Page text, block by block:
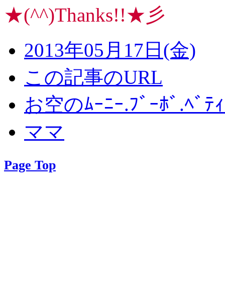
★(^^)Thanks!!★彡
2013年05月17日(金)
この記事のURL
お空のﾑｰﾆｰ.ﾌﾞｰﾎﾞ.ﾍﾞﾃ
ママ
Page Top